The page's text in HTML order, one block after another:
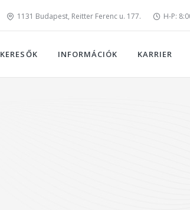
1131 Budapest, Reitter Ferenc u. 177. H-P:
KERESŐK INFORMÁCIÓK KARRIER